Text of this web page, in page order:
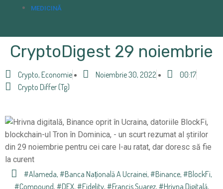
MEDICINĂ
CryptoDigest 29 noiembrie
Crypto, Economie Noiembrie 30, 2022
00:17
Crypto Differ (tg)
#Alameda, #Banca Națională A Ucrainei, #Binance, #BlockFi,
#Compound, #DEX, #Fidelity, #Francis Suarez, #hrivna Digitală,